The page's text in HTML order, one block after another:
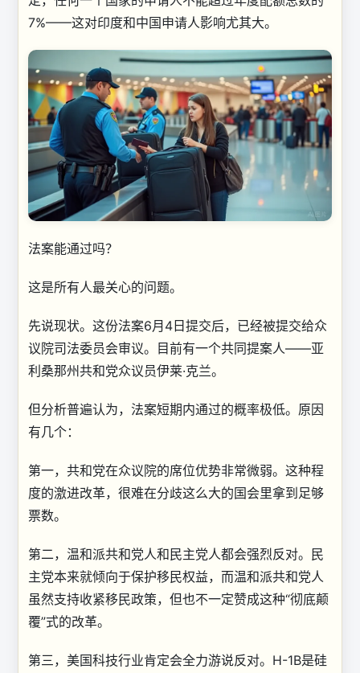
7%——这对印度和中国申请人影响尤其大。
法案能通过吗？
这是所有人最关心的问题。
先说现状。这份法案6月4日提交后，已经被提交给众
议院司法委员会审议。目前有一个共同提案人——亚
利桑那州共和党众议员伊莱·克兰。
但分析普遍认为，法案短期内通过的概率极低。原因
有几个：
第一，共和党在众议院的席位优势非常微弱。这种程
度的激进改革，很难在分歧这么大的国会里拿到足够
票数。
第二，温和派共和党人和民主党人都会强烈反对。民
主党本来就倾向于保护移民权益，而温和派共和党人
虽然支持收紧移民政策，但也不一定赞成这种“彻底颠
覆”式的改革。
第三，美国科技行业肯定会全力游说反对。H-1B是硅